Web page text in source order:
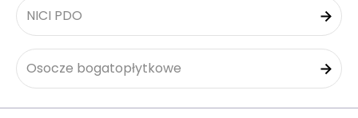
NICI PDO
Osocze bogatopłytkowe